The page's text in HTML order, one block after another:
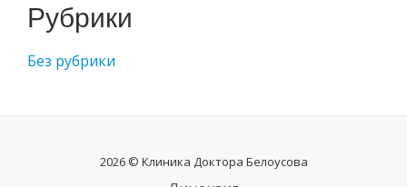
Рубрики
Без рубрики
2026 © Клиника Доктора Белоусова